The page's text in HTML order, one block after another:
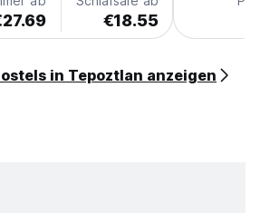
€18.55
in Tepoztlan anzeigen